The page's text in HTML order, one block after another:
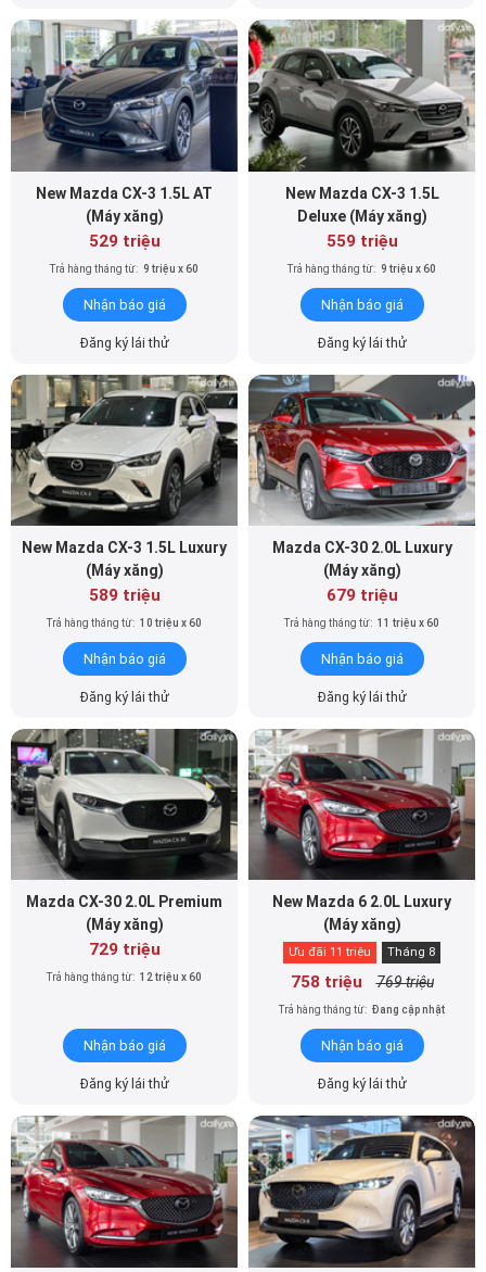
New Mazda CX-3 1.5L AT
(Máy xăng)
529 triệu
Trả hàng tháng từ: 9 triệu x 60
Nhận báo giá
Đăng ký lái thử
New Mazda CX-3 1.5L
Deluxe (Máy xăng)
559 triệu
Trả hàng tháng từ: 9 triệu x 60
Nhận báo giá
Đăng ký lái thử
New Mazda CX-3 1.5L Luxury
(Máy xăng)
589 triệu
Trả hàng tháng từ: 10 triệu x 60
Nhận báo giá
Đăng ký lái thử
Mazda CX-30 2.0L Luxury
(Máy xăng)
679 triệu
Trả hàng tháng từ: 11 triệu x 60
Nhận báo giá
Đăng ký lái thử
Mazda CX-30 2.0L Premium
(Máy xăng)
729 triệu
Trả hàng tháng từ: 12 triệu x 60
Nhận báo giá
Đăng ký lái thử
New Mazda 6 2.0L Luxury
(Máy xăng)
Ưu đãi 11 triệu Tháng 8
758 triệu 769 triệu
Trả hàng tháng từ: Đang cập nhật
Nhận báo giá
Đăng ký lái thử